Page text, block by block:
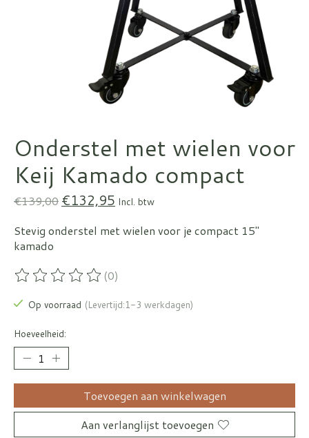
Onderstel met wielen voor
Keij Kamado compact
€139,00 €132,95 Incl. btw
Stevig onderstel met wielen voor je compact 15"
kamado
De beoordeling van dit product is
(0)
Op voorraad (Levertijd:1-3 werkdagen)
Hoeveelheid:
Toevoegen aan winkelwagen
Aan verlanglijst toevoegen